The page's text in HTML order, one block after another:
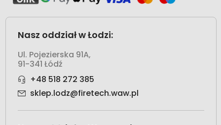
Nasz oddział w Łodzi:
Ul. Pojezierska 91A,
91-341 Łódź
+48 518 272 385
sklep.lodz@firetech.waw.pl